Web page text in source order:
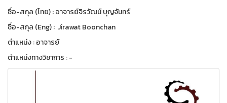
ชื่อ-สกุล (ไทย) : อาจารย์จิรวัฒน์ บุญจันทร์
ชื่อ-สกุล (Eng) : Jirawat Boonchan
ตำแหน่ง : อาจารย์
ตำแหน่งทางวิชาการ : -